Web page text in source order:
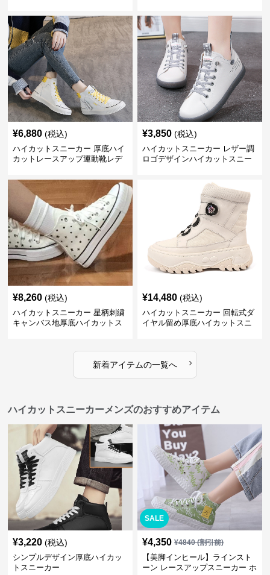
¥6,880 (税込)
ハイカットスニーカー 厚底ハイ
カットレースアップ運動靴レデ
¥3,850 (税込)
ハイカットスニーカー レザー調
ロゴデザインハイカットスニー
¥8,260 (税込)
ハイカットスニーカー 星柄刺繍
キャンバス地厚底ハイカットス
¥14,480 (税込)
ハイカットスニーカー 回転式ダ
イヤル留め厚底ハイカットスニ
新着アイテムの一覧へ ›
ハイカットスニーカーメンズのおすすめアイテム
¥3,220 (税込)
シンプルデザイン厚底ハイカッ
トスニーカー
SALE
¥4,350 ¥4840(割引前)
【美脚インヒール】ラインスト
ーン レースアップスニーカー ホ